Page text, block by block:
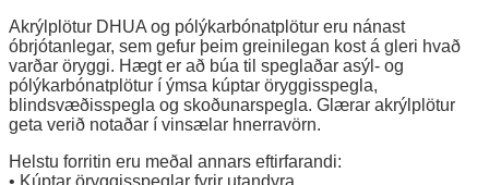
Akrýlplötur DHUA og pólýkarbónatplötur eru nánast
óbrjótanlegar, sem gefur þeim greinilegan kost á gleri hvað
varðar öryggi. Hægt er að búa til speglaðar asýl- og
pólýkarbónatplötur í ýmsa kúptar öryggisspegla,
blindsvæðisspegla og skoðunarspegla. Glærar akrýlplötur
geta verið notaðar í vinsælar hnerravörn.
Helstu forritin eru meðal annars eftirfarandi:
• Kúptar öryggisspeglar fyrir utandyra